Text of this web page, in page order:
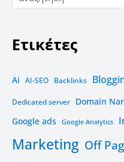
Ετικέτες
Ai AI-SEO Backlinks
Dedicated server Domain
Google ads Google Analytics
Marketing Off